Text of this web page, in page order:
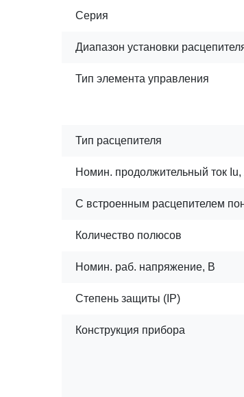
Серия
Диапазон установки
Тип элемента управления
Тип расцепителя
Номин. продолжительный ток Iu,
С встроенным расцепителем
Количество полюсов
Номин. раб. напряжение, В
Степень защиты (IP)
Конструкция прибора